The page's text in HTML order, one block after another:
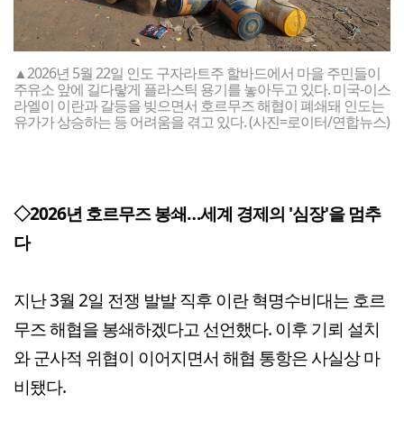
▲2026년 5월 22일 인도 구자라트주 할바드에서 마을 주민들이
주유소 앞에 길다랗게 플라스틱 용기를 놓아두고 있다. 미국-이스
라엘이 이란과 갈등을 빚으면서 호르무즈 해협이 폐쇄돼 인도는
유가가 상승하는 등 어려움을 겪고 있다. (사진=로이터/연합뉴스)
◇2026년 호르무즈 봉쇄…세계 경제의 '심장'을 멈추
다
지난 3월 2일 전쟁 발발 직후 이란 혁명수비대는 호르
무즈 해협을 봉쇄하겠다고 선언했다. 이후 기뢰 설치
와 군사적 위협이 이어지면서 해협 통항은 사실상 마
비됐다.